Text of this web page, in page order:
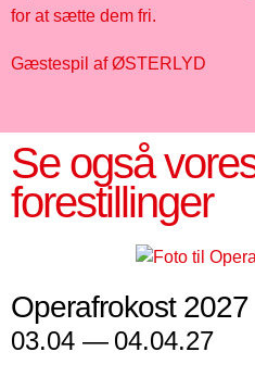
for at sætte dem fri.
Gæstespil af ØSTERLYD
Se også
forestillinger
Operafrokost 2027
03.04 — 04.04.27